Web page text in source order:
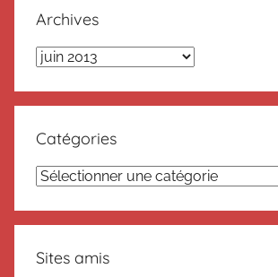
Archives
Archives
Catégories
Catégories
Sites amis